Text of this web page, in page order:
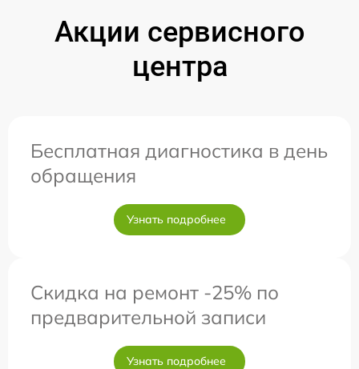
Акции сервисного
центра
Бесплатная диагностика в день
обращения
Узнать подробнее
Скидка на ремонт -25% по
предварительной записи
Узнать подробнее